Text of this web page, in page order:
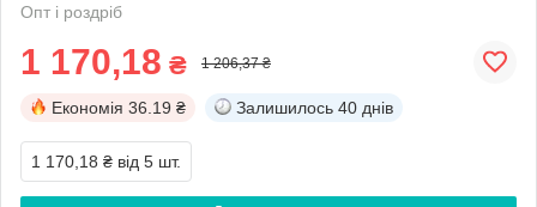
Опт і роздріб
1 170,18 ₴ 1 206,37 ₴
Економія 36.19 ₴ Залишилось 40 днів
1 170,18 ₴ від 5 шт.